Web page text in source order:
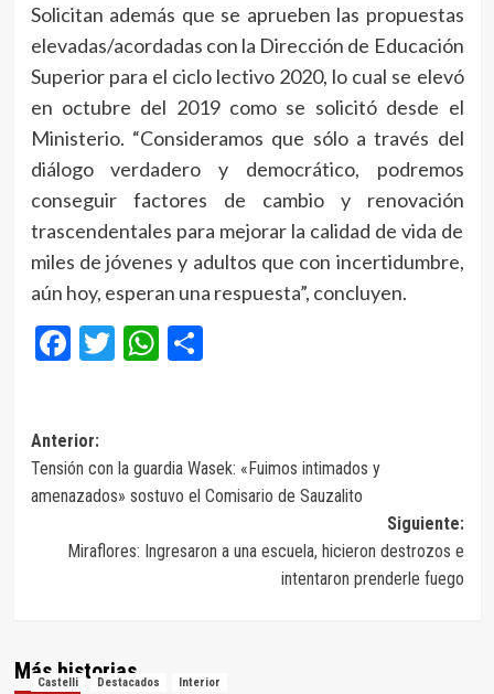
Solicitan además que se aprueben las propuestas
elevadas/acordadas con la Dirección de Educación
Superior para el ciclo lectivo 2020, lo cual se elevó
en octubre del 2019 como se solicitó desde el
Ministerio. “Consideramos que sólo a través del
diálogo verdadero y democrático, podremos
conseguir factores de cambio y renovación
trascendentales para mejorar la calidad de vida de
miles de jóvenes y adultos que con incertidumbre,
aún hoy, esperan una respuesta”, concluyen.
Facebook
Twitter
WhatsApp
Compartir
Navegación
de
Anterior:
Tensión con la guardia Wasek: «Fuimos intimados y
amenazados» sostuvo el Comisario de Sauzalito
Siguiente:
Miraflores: Ingresaron a una escuela, hicieron destrozos e
intentaron prenderle fuego
Más historias
Castelli Destacados Interior